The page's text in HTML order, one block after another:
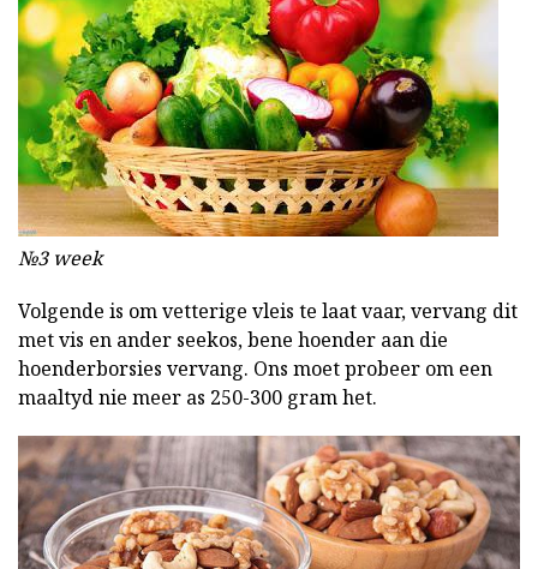
№3 week
Volgende is om vetterige vleis te laat vaar, vervang dit
met vis en ander seekos, bene hoender aan die
hoenderborsies vervang. Ons moet probeer om een
maaltyd nie meer as 250-300 gram het.